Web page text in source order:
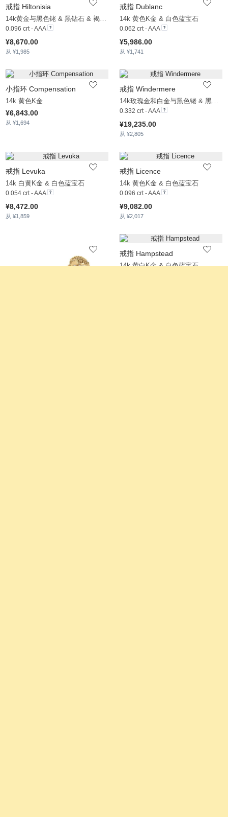
戒指 Hiltonisia
14k黄金与黑色铑 & 黑钻石 & 褐色钻石
0.096 crt - AAA
¥8,670.00
从 ¥1,985
戒指 Dublanc
14k 黄色K金 & 白色蓝宝石
0.062 crt - AAA
¥5,986.00
从 ¥1,741
小指环 Compensation
14k 黄色K金
¥6,843.00
从 ¥1,694
戒指 Windermere
14k玫瑰金和白金与黑色铑 & 黑钻石 & 褐色钻石
0.332 crt - AAA
¥19,235.00
从 ¥2,805
戒指 Levuka
14k 白黄K金 & 白色蓝宝石
0.054 crt - AAA
¥8,472.00
从 ¥1,859
戒指 Licence
14k 黄色K金 & 白色蓝宝石
0.096 crt - AAA
¥9,082.00
从 ¥2,017
戒指 Hampstead
14k 黄白K金 & 白色蓝宝石